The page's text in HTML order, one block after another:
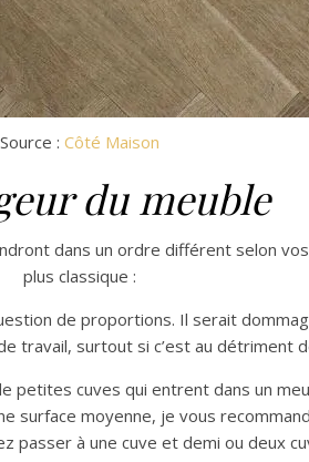
Source : Côté Maison
du meuble
dans un ordre différent selon
plus classique :
de proportions. Il serait
travail, surtout si c’est au détriment
cuves qui entrent dans un
surface moyenne, je vous
à une cuve et demi ou deux